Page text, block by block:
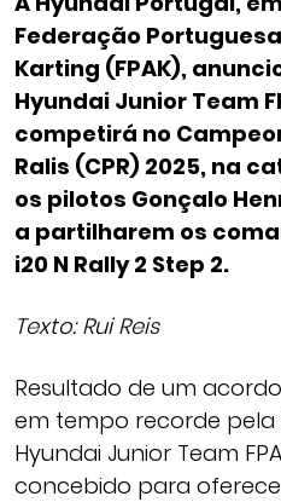
Federação
Karting (FPAK),
Hyundai Junior Team
competirá no
Ralis (CPR) 2025, na
os pilotos Gonçalo
a partilharem os
i20 N Rally 2 Step 2.
Texto: Rui Reis
Resultado de um
em tempo recorde pela
Hyundai Junior Team
concebido para